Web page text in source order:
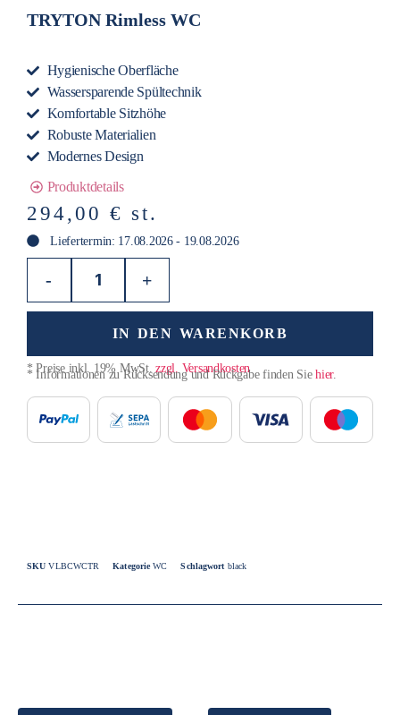
TRYTON Rimless WC
Hygienische Oberfläche
Wassersparende Spültechnik
Komfortable Sitzhöhe
Robuste Materialien
Modernes Design
Produktdetails
294,00 € st.
Liefertermin: 17.08.2026 - 19.08.2026
- +
IN DEN WARENKORB
* Preise inkl. 19% MwSt.zzgl. Versandkosten
* Informationen zu Rücksendung und Rückgabe finden Siehier.
SKUVLBCWCTR Kategorie WC Schlagwort black